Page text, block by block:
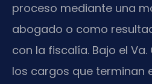
proceso mediante una
abogado o como
con la fiscalía. Bajo el Va.
los cargos que terminan